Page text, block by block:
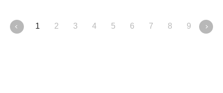
1 2 3 4 5 6 7 8 9 10